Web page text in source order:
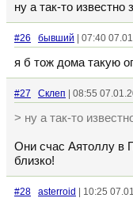
ну а так-то
#26 бывший | 07:40
я б тож дома такую
#27 Склеп | 08:55
> ну а так-то
Они счас Аятоллу в
близко!
#28 asterroid | 10:25